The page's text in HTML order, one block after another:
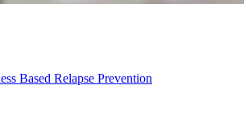
Based Relapse Prevention